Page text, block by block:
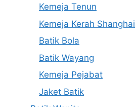
Kemeja Tenun
Kemeja Kerah Shanghai
Batik Bola
Batik Wayang
Kemeja Pejabat
Jaket Batik